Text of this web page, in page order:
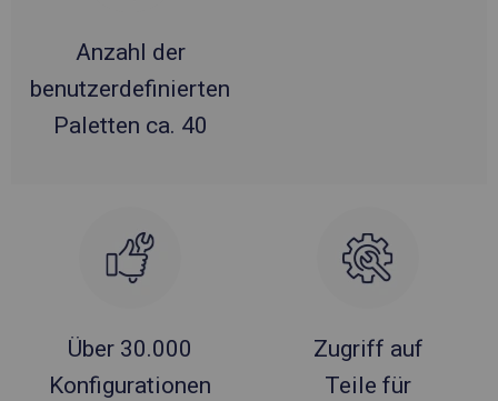
Anzahl der
benutzerdefinierten
Paletten ca. 40
Über 30.000
Konfigurationen
Zugriff auf
Teile für